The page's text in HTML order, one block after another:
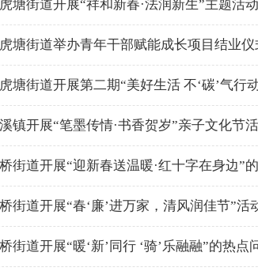
塘街道开展“祥和新春·法润新生”主题活
塘街道举办青年干部赋能成长项目结业
塘街道开展第二期“美好生活 不‘碳’气行
镇开展“笔墨传情·书香贺岁”亲子文化节
街道开展“迎新春送温暖·红十字在身边”
街道开展“春‘廉’进万家，清风润佳节”活
街道开展“暖‘新’同行 ‘骑’乐融融”的热点